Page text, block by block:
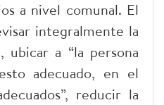
a nivel comunal. El
integralmente la
ubicar a “la persona
adecuado, en el
reducir la